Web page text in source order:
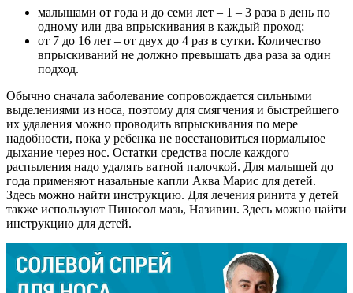
малышами от года и до семи лет – 1 – 3 раза в день по
одному или два впрыскивания в каждый проход;
от 7 до 16 лет – от двух до 4 раз в сутки. Количество
впрыскиваний не должно превышать два раза за один
подход.
Обычно сначала заболевание сопровождается сильными
выделениями из носа, поэтому для смягчения и быстрейшего
их удаления можно проводить впрыскивания по мере
надобности, пока у ребенка не восстановиться нормальное
дыхание через нос. Остатки средства после каждого
распыления надо удалять ватной палочкой. Для малышей до
года применяют назальные капли Аква Марис для детей.
Здесь можно найти инструкцию. Для лечения ринита у детей
также используют Пиносол мазь, Називин. Здесь можно найти
инструкцию для детей.